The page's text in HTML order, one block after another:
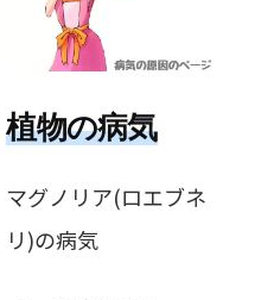
植物の病気
マグノリア(ロエブネ
リ)の病気